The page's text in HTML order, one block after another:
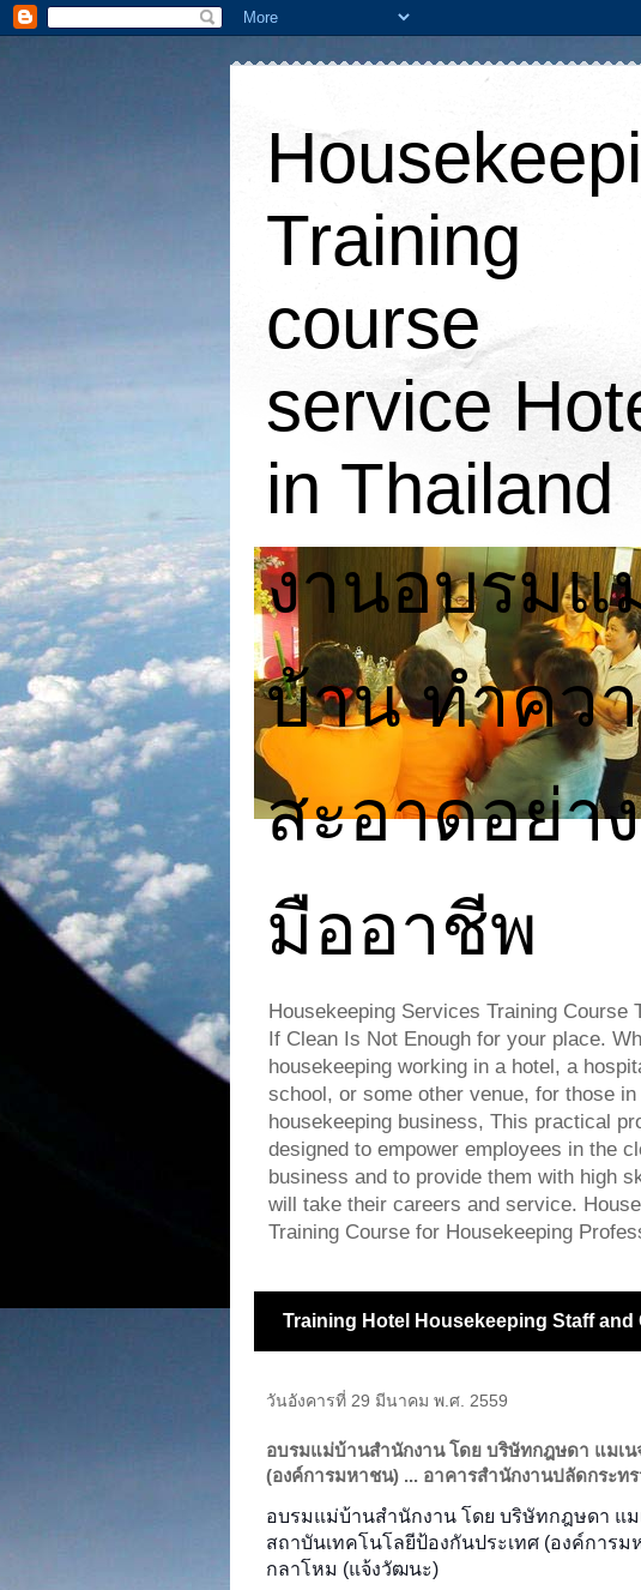
Training
course
service
in Thailand
งานอบรมแ
บ้าน ทำคว
สะอาดอย่าง
มืออาชีพ
Housekeeping Services Training Course
If Clean Is Not Enough for your place.
housekeeping working in a hotel, a
school, or some other venue, for those in
housekeeping business, This practical
designed to empower employees in the
business and to provide them with high
will take their careers and service.
Training Course for Housekeeping
Training Hotel Housekeeping Staff
วันอังคารที่ 29 มีนาคม พ.ศ. 2559
อบรมแม่บ้านสำนักงาน โดย บริษัทกฎษดา แมเน
(องค์การมหาชน) ... อาคารสำนักงานปลัดกระท
อบรมแม่บ้านสำนักงาน โดย บริษัทกฎษดา แม
สถาบันเทคโนโลยีป้องกันประเทศ (องค์การ
กลาโหม (แจ้งวัฒนะ)